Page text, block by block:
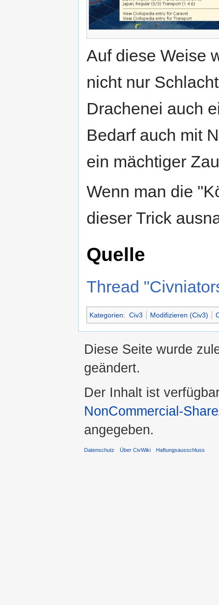
Auf diese Weise
nicht nur
Drachenei auch
Bedarf auch mit
ein mächtiger
Wenn man die
dieser Trick
Quelle
Thread
Kategorien: Civ3 Modifizieren (Civ3)
Diese Seite wurde
geändert.
Der Inhalt ist
NonCommercial-
angegeben.
Datenschutz Über CivWiki Haftungsausschluss